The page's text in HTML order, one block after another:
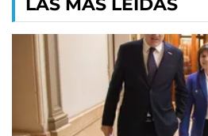
LAS MÁS LEÍDAS